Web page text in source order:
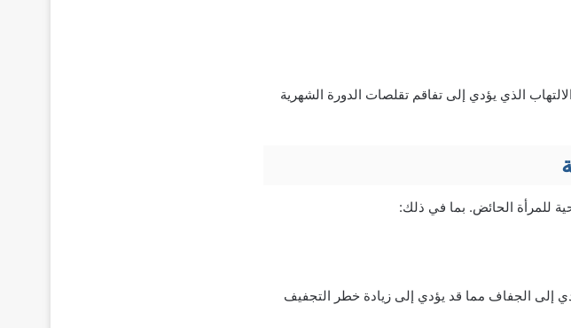
الذي يؤدي إلى تفاقم تقلصات الدورة الشهرية
للمرأة الحائض. بما في ذلك:
إلى الجفاف مما قد يؤدي إلى زيادة خطر التجفيف